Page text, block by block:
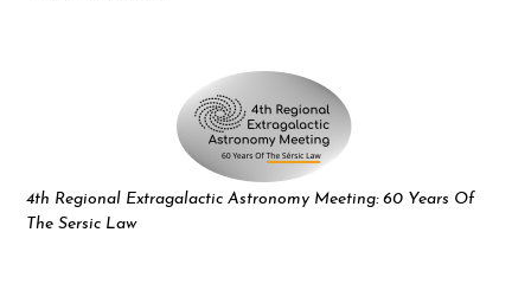
4th Regional Extragalactic Astronomy Meeting: 60 Years Of
The Sersic Law